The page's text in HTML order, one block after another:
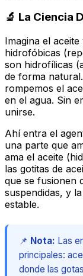
🔬 La Ciencia
Imagina el
hidrofóbicas
son hidrofílicas
de forma
rompemos el
en el agua. Sin
unirse.
Ahí entra el
una parte que
ama el aceite
las gotitas de
que se fusionen
suspendidas, y
estable.
📌 Nota: Las
principales:
donde las